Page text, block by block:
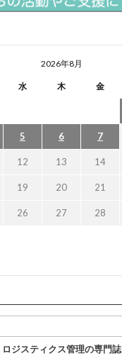
2026年8月
水 木 金
5 6 7
12 13 14
19 20 21
26 27 28
ロジスティクス管理の専門誌